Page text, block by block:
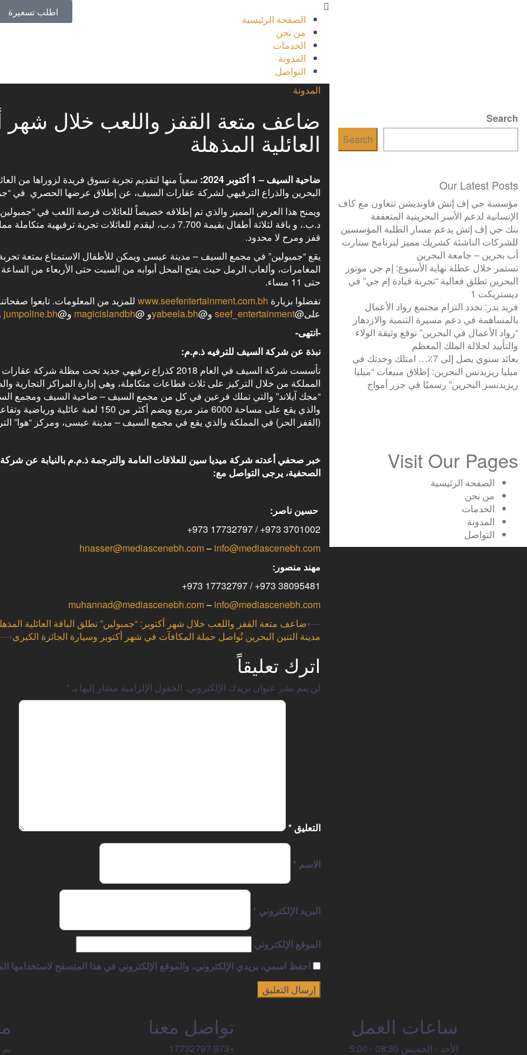
الصفحة الرئيسية
من نحن
الخدمات
المدونة
التواصل
اطلب تسعيرة
المدونة
ضاعف متعة القفز واللعب خلال شهر
العائلية المذهلة
ضاحية السيف – 1 أكتوبر 2024
: سعياً منها لتقديم تجربة تسوق فريدة لزوراها من
البحرين والذراع الترفيهي لشركة عقارات السيف، عن إطلاق عرضها الحصري في “جمبولين” والذي سوف
د.ب.، و باقة لثلاثة أطفال بقيمة 7.700 د.ب، ليقدم للعائلات
قفز ومرح لا محدود.
يقع “جمبولين” في مجمع السيف – مدينة عيسى ويمكن للأطفال الاستمتاع بمتعة
حتى 11 مساء.
تفضلوا بزيارة www.seefentertainment.com.bh للمزيد من المعلومات. تابعوا
على@seef_entertainment و@yabeela.bhو @magicislandbh و@jumpoline.bh
-انتهى-
نبذة عن شركة السيف للترفيه ذ.م.م:
تأسست شركة السيف في العام 2018 كذراع ترفيهي جديد
المملكة من خلال التركيز على ثلاث قطاعات متكاملة، وهي إدارة المراكز
“مجك آيلاند” والتي تملك فرعين في كل من مجمع السيف – ضاحية السيف ومجمع
والذي يقع على مساحة 6000 متر مربع
(القفز الحر) في المملكة والذي يقع في مجمع السيف – مدينة عيسى، ومركز “هوا”
خبر صحفي أعدته شركة ميديا سين للعلاقات العامة والترجمة ذ.م.م بالنيابة عن
الصحفية، يرجى التواصل مع:
حسين ناصر :
3701002 973+ / 17732797 973+
hnasser@mediascenebh.com– info@mediascenebh.com
مهند منصور:
38095481 973+ / 17732797 973+
muhannad@mediascenebh.com– info@mediascenebh.com
⟵ضاعف متعة القفز واللعب خلال شهر أكتوبر: “جمبولين” تطلق الباقة العائلية
مدينة التنين البحرين تُواصل حملة المكافآت في شهر أكتوبر وسيارة الجائزة الكبرى
اترك تعليقاً
لن يتم نشر عنوان بريدك الإلكتروني. الحقول الإلزامية مشار إليها بـ *
التعليق *
الاسم *
البريد الإلكتروني *
الموقع الإلكتروني
احفظ اسمي، بريدي الإلكتروني، والموقع الإلكتروني في هذا المتصفح لاستخدامها
Search
Search
Our Latest Posts
مؤسسة جي إف إتش فاونديشن تتعاون مع كاف
الإنسانية لدعم الأسر البحرينية المتعففة
بنك جي إف إتش يدعم مسار الطلبة المؤسسين
للشركات الناشئة كشريك مميز لبرنامج ستارت
أب بحرين – جامعة البحرين
تستمر خلال عطلة نهاية الأسبوع: إم جي موتور
البحرين تطلق فعالية “تجربة قيادة إم جي” في
ديستريكت 1
فريد بدر: نجدد التزام مجتمع رواد الأعمال
بالمساهمة في دعم مسيرة التنمية والازدهار
“رواد الأعمال في البحرين” توقع وثيقة الولاء
والتأييد لجلالة الملك المعظم
بعائد سنوي يصل إلى 7٪؜… امتلك وحدتك في
ميليا ريزيدنس البحرين: إطلاق مبيعات “ميليا
ريزيدنسز البحرين” رسميًا في جزر أمواج
Visit Our Pages
الصفحة الرئيسية
من نحن
الخدمات
المدونة
التواصل
تواصل معنا
+973 17732797​
ساعات العمل
الأحد - الخميس 08:30 - 5:00